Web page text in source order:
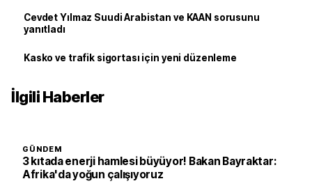
Cevdet Yılmaz Suudi Arabistan ve KAAN sorusunu
yanıtladı
Kasko ve trafik sigortası için yeni düzenleme
İlgili Haberler
GÜNDEM
3 kıtada enerji hamlesi büyüyor! Bakan Bayraktar:
Afrika'da yoğun çalışıyoruz